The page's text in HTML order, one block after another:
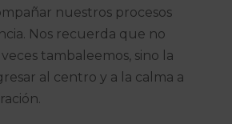
nuestros procesos
Nos recuerda que no
tambaleemos, sino la
al centro y a la calma a